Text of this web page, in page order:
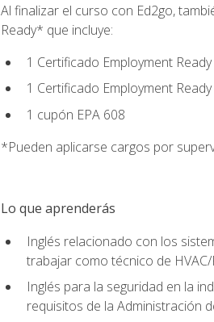
Al finalizar el curso con Ed2go,
Ready* que incluye:
1 Certificado Employment
1 Certificado Employment
1 cupón EPA 608
*Pueden aplicarse cargos por
Lo que aprenderás
Inglés relacionado con los
trabajar como técnico de HVAC/
Inglés para la seguridad en la
requisitos de la Administración